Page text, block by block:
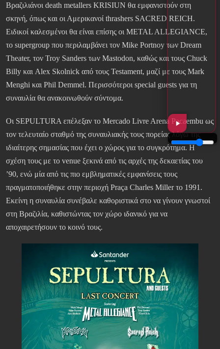
Βραζιλιάνοι death metallers KRISIUN θα εμφανιστούν στη
σκηνή, όπως και οι Αμερικανοί thrashers SACRED REICH.
Ειδικοί καλεσμένοι θα είναι επίσης οι METAL ALLEGIANCE,
το supergroup που περιλαμβάνει τον Mike Portnoy των Dream
Theater, τον Troy Sanders των Mastodon, καθώς και τους Chuck
Billy και Alex Skolnick από τους Testament, μαζί με τους Mark
Menghi και Phil Demmel. Περισσότεροι special guests για τη
συναυλία θα ανακοινωθούν σύντομα.
Οι SEPULTURA επέλεξαν το Mercado Livre Arena Pacaembu ως
τον τελευταίο σταθμό της συναυλιακής τους πορείας λόγω της
ιδιαίτερης σημασίας που έχει ο χώρος για το συγκρότημα. Η
σχέση τους με το venue ξεκινά από τις αρχές της δεκαετίας του
’90, ενώ μία από τις πιο εμβληματικές εμφανίσεις τους
πραγματοποιήθηκε στην περιοχή Praça Charles Miller το 1991.
Εκείνη η συναυλία συνέβαλε καθοριστικά στο να γίνουν γνωστοί
στη Βραζιλία, καθιστώντας τον χώρο ιδανικό για να
αποχαιρετήσουν το κοινό τους.